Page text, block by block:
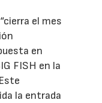
el mes
en
FISH en la
la entrada